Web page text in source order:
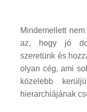
Mindemellett
az, hogy jó
szeretünk és
olyan cég, ami
közelebb
hierarchiájának